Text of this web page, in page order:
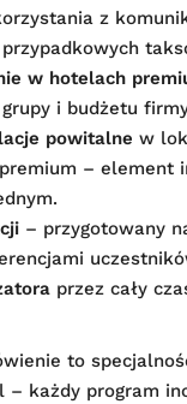
z
w hotelach
i budżetu
powitalne w
– element
– przygotowany
przez cały
to
– każdy program